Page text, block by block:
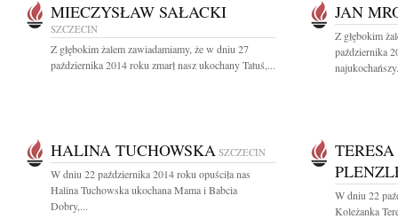
MIECZYSŁAW SAŁACKI
SZCZECIN
Z głębokim żalem zawiadamiamy, że w dniu 27
października 2014 roku zmarł nasz ukochany Tatuś,...
JAN
Z głębokim
października
HALINA TUCHOWSKA SZCZECIN
W dniu 22 października 2014 roku opuściła nas
Halina Tuchowska ukochana Mama i Babcia
Dobry,...
W dniu 22
Koleżanka